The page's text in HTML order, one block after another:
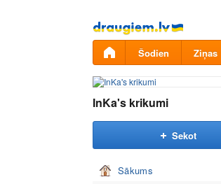
Pāriet
uz
saturu
Šodien Ziņas
InKa's krikumi
Sekot
Sākums